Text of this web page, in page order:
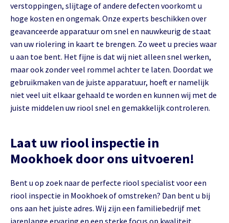
verstoppingen, slijtage of andere defecten voorkomt u
hoge kosten en ongemak. Onze experts beschikken over
geavanceerde apparatuur om snel en nauwkeurig de staat
van uw riolering in kaart te brengen. Zo weet u precies waar
u aan toe bent. Het fijne is dat wij niet alleen snel werken,
maar ook zonder veel rommel achter te laten. Doordat we
gebruikmaken van de juiste apparatuur, hoeft er namelijk
niet veel uit elkaar gehaald te worden en kunnen wij met de
juiste middelen uw riool snel en gemakkelijk controleren.
Laat uw riool inspectie in
Mookhoek door ons uitvoeren!
Bent u op zoek naar de perfecte riool specialist voor een
riool inspectie in Mookhoek of omstreken? Dan bent u bij
ons aan het juiste adres. Wij zijn een familiebedrijf met
jarenlange ervaring en een sterke focus op kwaliteit,